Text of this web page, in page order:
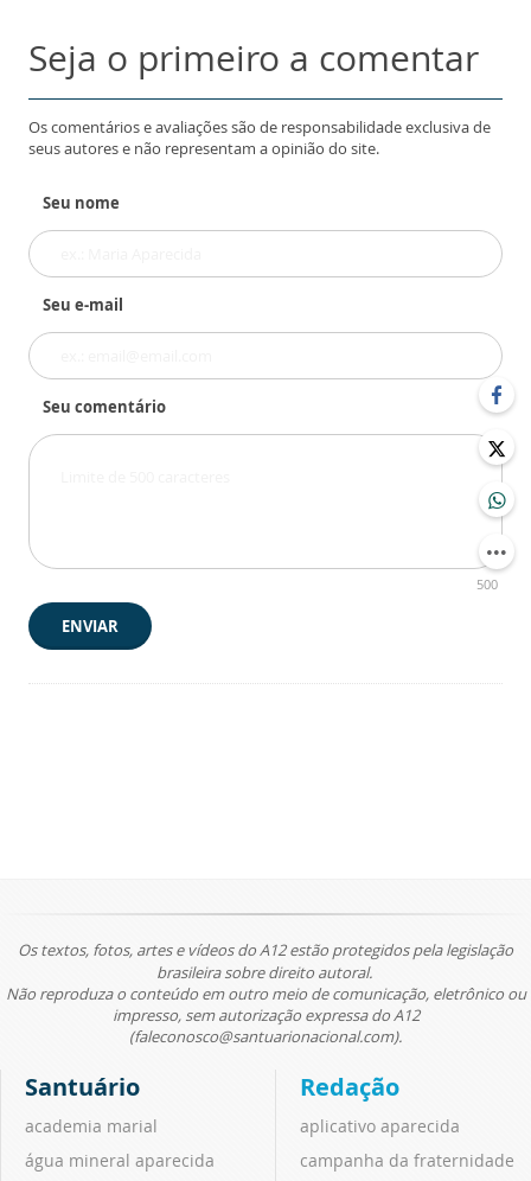
Seja o primeiro a comentar
Os comentários e avaliações são de responsabilidade exclusiva de
seus autores e não representam a opinião do site.
Seu nome
Seu e-mail
Seu comentário
500
ENVIAR
Os textos, fotos, artes e vídeos do A12 estão protegidos pela legislação
brasileira sobre direito autoral.
Não reproduza o conteúdo em outro meio de comunicação, eletrônico ou
impresso, sem autorização expressa do A12
(faleconosco@santuarionacional.com).
Santuário
academia marial
água mineral aparecida
Redação
aplicativo aparecida
campanha da fraternidade